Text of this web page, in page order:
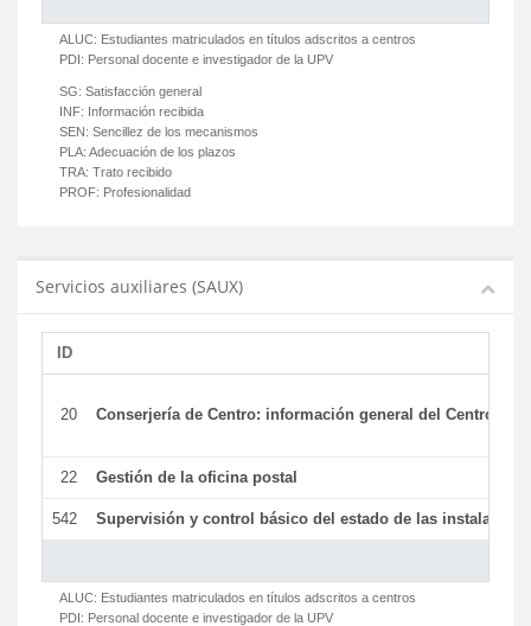
ALUC: Estudiantes matriculados en títulos adscritos a centros
PDI: Personal docente e investigador de la UPV
SG: Satisfacción general
INF: Información recibida
SEN: Sencillez de los mecanismos
PLA: Adecuación de los plazos
TRA: Trato recibido
PROF: Profesionalidad
Servicios auxiliares (SAUX)
ID
20 Conserjería de Centro: información general del Centro y
22 Gestión de la oficina postal
542 Supervisión y control básico del estado de las
ALUC: Estudiantes matriculados en títulos adscritos a centros
PDI: Personal docente e investigador de la UPV